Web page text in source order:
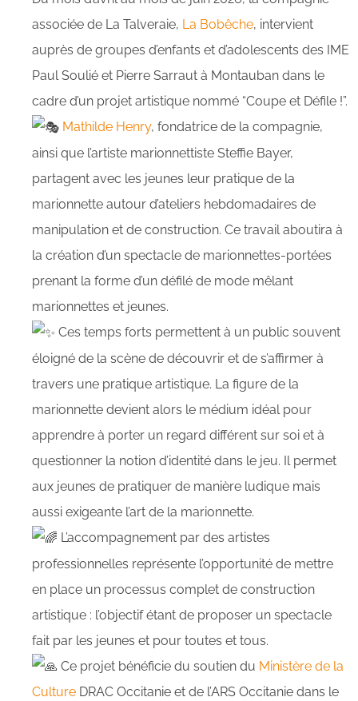
associée de La Talveraie, La Bobêche, intervient
auprès de groupes d’enfants et d’adolescents des IME
Paul Soulié et Pierre Sarraut à Montauban dans le
cadre d’un projet artistique nommé “Coupe et Défile !”.
Mathilde Henry, fondatrice de la compagnie,
ainsi que l’artiste marionnettiste Steffie Bayer,
partagent avec les jeunes leur pratique de la
marionnette autour d’ateliers hebdomadaires de
manipulation et de construction. Ce travail aboutira à
la création d’un spectacle de marionnettes-portées
prenant la forme d’un défilé de mode mêlant
marionnettes et jeunes.
Ces temps forts permettent à un public souvent
éloigné de la scène de découvrir et de s’affirmer à
travers une pratique artistique. La figure de la
marionnette devient alors le médium idéal pour
apprendre à porter un regard différent sur soi et à
questionner la notion d’identité dans le jeu. Il permet
aux jeunes de pratiquer de manière ludique mais
aussi exigeante l’art de la marionnette.
​ L’accompagnement par des artistes
professionnelles représente l’opportunité de mettre
en place un processus complet de construction
artistique : l’objectif étant de proposer un spectacle
fait par les jeunes et pour toutes et tous.
Ce projet bénéficie du soutien du Ministère de la
Culture DRAC Occitanie et de l’ARS Occitanie dans le